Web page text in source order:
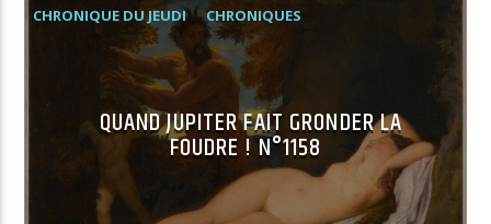
Radio Univers
CHRONIQUE DU JEUDI CHRONIQUES
QUAND JUPITER FAIT GRONDER LA
FOUDRE ! N°1158